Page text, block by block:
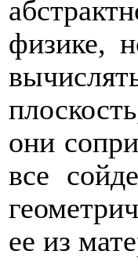
физике,
они
все
ее из